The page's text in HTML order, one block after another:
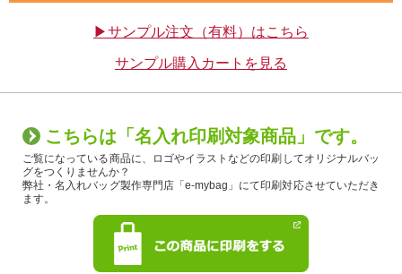
▶サンプル注文（有料）はこちら
サンプル購入カートを見る
こちらは「名入れ印刷対象商品」です。
ご覧になっている商品に、ロゴやイラストなどの印刷してオリジナルバッ
グをつくりませんか？
弊社・名入れバッグ製作専門店「e-mybag」にて印刷対応させていただき
ます。